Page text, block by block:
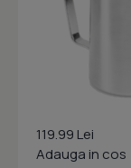
119.99 Lei
Adauga in cos